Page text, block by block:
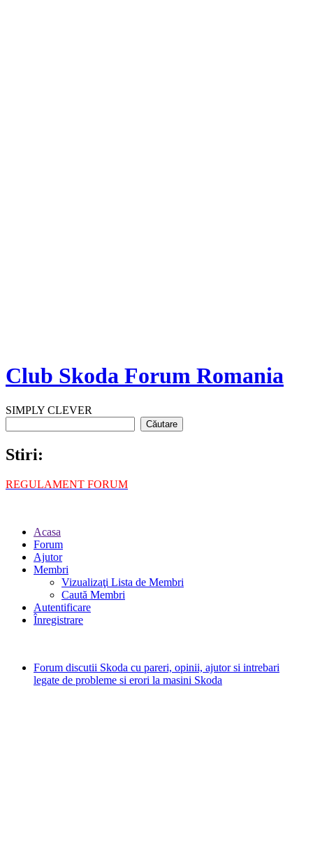
Club Skoda Forum Romania
SIMPLY CLEVER
Stiri:
REGULAMENT FORUM
Acasa
Forum
Ajutor
Membri
Vizualizaţi Lista de Membri
Caută Membri
Autentificare
Înregistrare
Forum discutii Skoda cu pareri, opinii, ajutor si intrebari
legate de probleme si erori la masini Skoda